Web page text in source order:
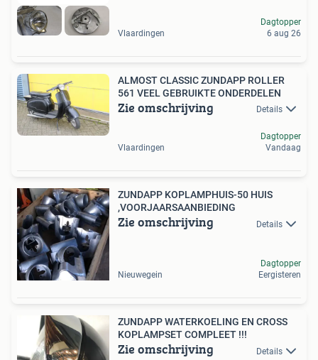
Vlaardingen
Dagtopper
6 aug 26
ALMOST CLASSIC ZUNDAPP ROLLER
561 VEEL GEBRUIKTE ONDERDELEN
Zie omschrijving Details
Vlaardingen
Dagtopper
Vandaag
ZUNDAPP KOPLAMPHUIS-50 HUIS
,VOORJAARSAANBIEDING
Zie omschrijving Details
Nieuwegein
Dagtopper
Eergisteren
ZUNDAPP WATERKOELING EN CROSS
KOPLAMPSET COMPLEET !!!
Zie omschrijving Details